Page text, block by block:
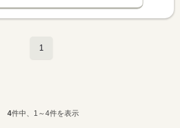
1
4件中、1～4件を表示